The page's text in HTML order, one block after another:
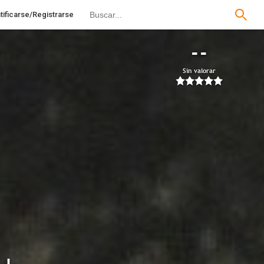
Registrarse
--
Sin valorar